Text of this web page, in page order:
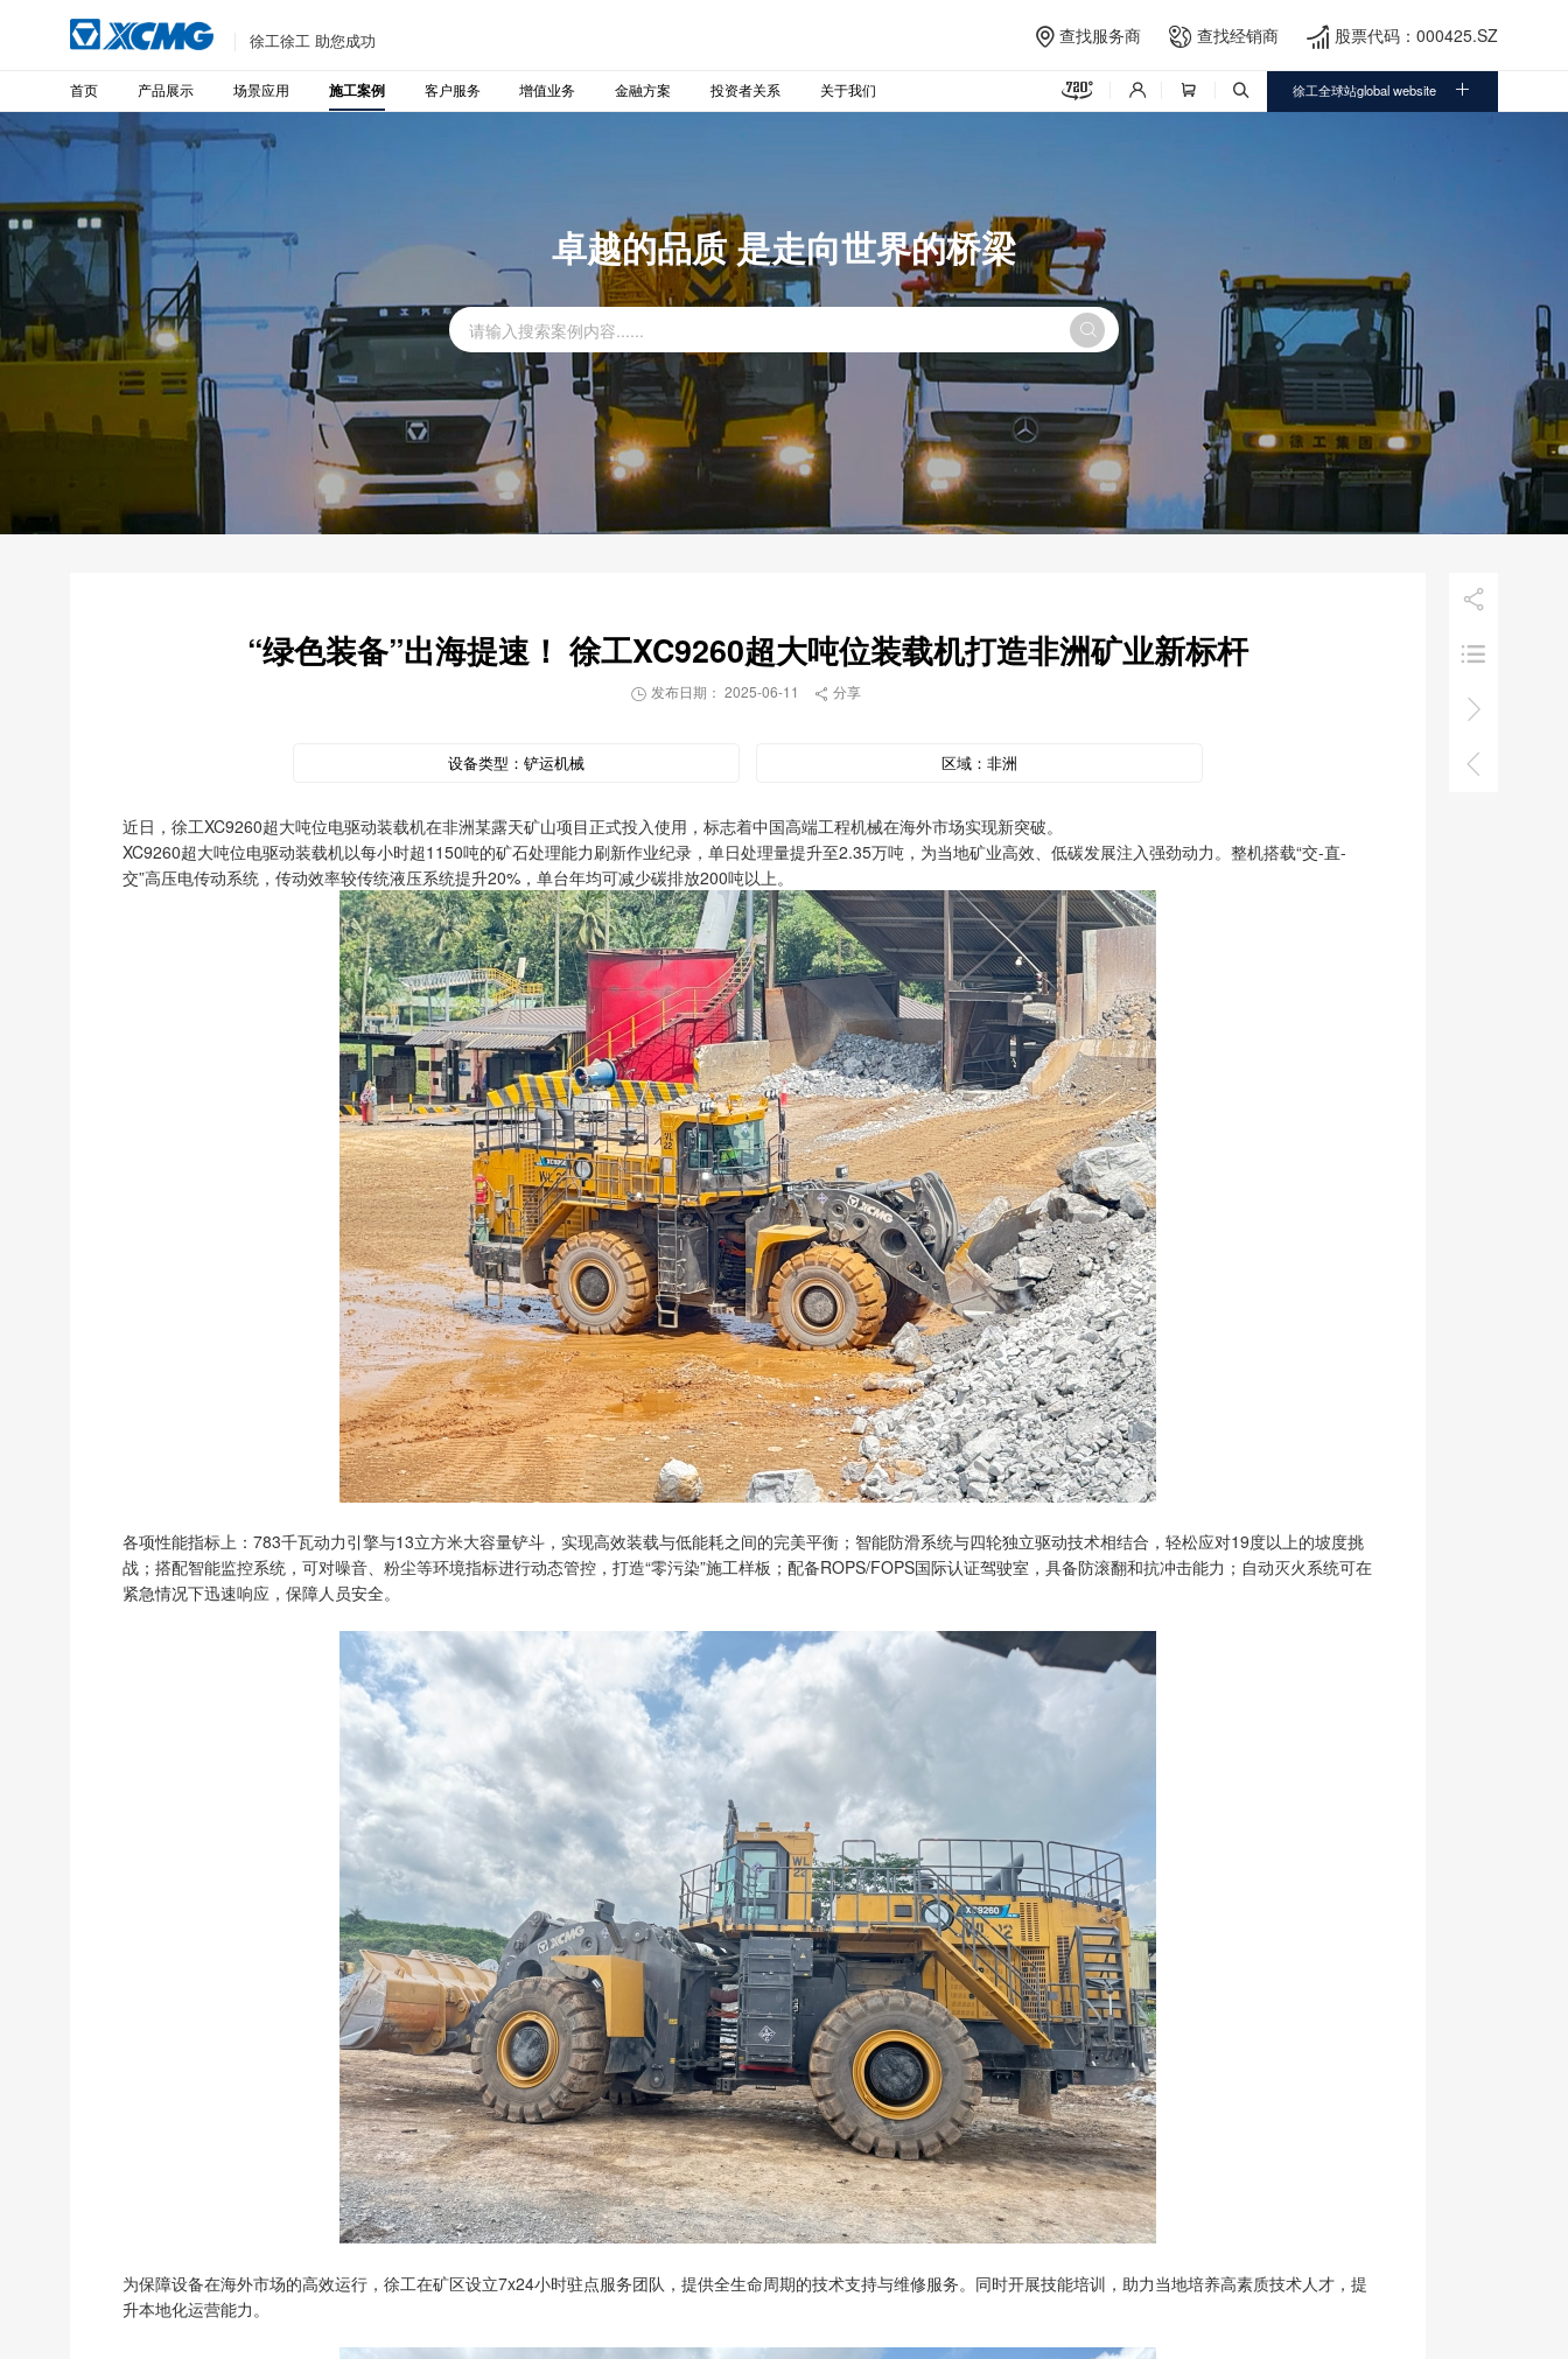
徐工徐工 助您成功  查找服务商  查找经销商  股票代码：000425.SZ
首页 产品展示 场景应用 施工案例 客户服务 增值业务 金融方案 投资者关系 关于我们     徐工全球站global website 
卓越的品质 是走向世界的桥梁





“绿色装备”出海提速！ 徐工XC9260超大吨位装载机打造非洲矿业新标杆
 发布日期： 2025-06-11  分享
设备类型：铲运机械 区域：非洲
近日，徐工XC9260超大吨位电驱动装载机在非洲某露天矿山项目正式投入使用，标志着中国高端工程机械在海外市场实现新突破。
XC9260超大吨位电驱动装载机以每小时超1150吨的矿石处理能力刷新作业纪录，单日处理量提升至2.35万吨，为当地矿业高效、低碳发展注入强劲动力。整机搭载“交-直-
交”高压电传动系统，传动效率较传统液压系统提升20%，单台年均可减少碳排放200吨以上。
各项性能指标上：783千瓦动力引擎与13立方米大容量铲斗，实现高效装载与低能耗之间的完美平衡；智能防滑系统与四轮独立驱动技术相结合，轻松应对19度以上的坡度挑
战；搭配智能监控系统，可对噪音、粉尘等环境指标进行动态管控，打造“零污染”施工样板；配备ROPS/FOPS国际认证驾驶室，具备防滚翻和抗冲击能力；自动灭火系统可在
紧急情况下迅速响应，保障人员安全。
为保障设备在海外市场的高效运行，徐工在矿区设立7x24小时驻点服务团队，提供全生命周期的技术支持与维修服务。同时开展技能培训，助力当地培养高素质技术人才，提
升本地化运营能力。